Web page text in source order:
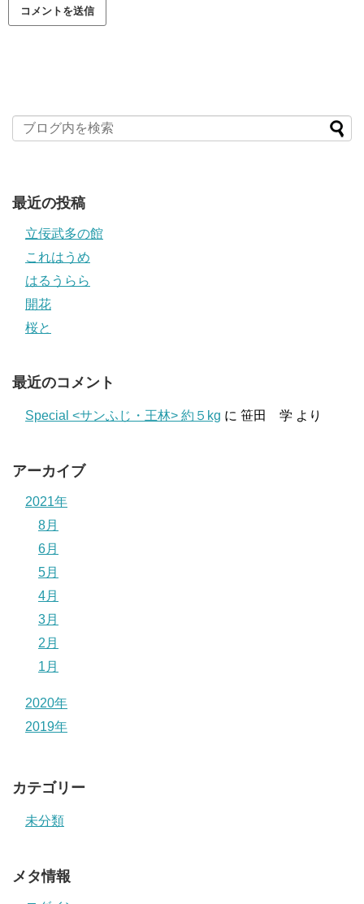
最近の投稿
立佞武多の館
これはうめ
はるうらら
開花
桜と
最近のコメント
Special <サンふじ・王林> 約５kg に 笹田 学 より
アーカイブ
2021年
8月
6月
5月
4月
3月
2月
1月
2020年
2019年
カテゴリー
未分類
メタ情報